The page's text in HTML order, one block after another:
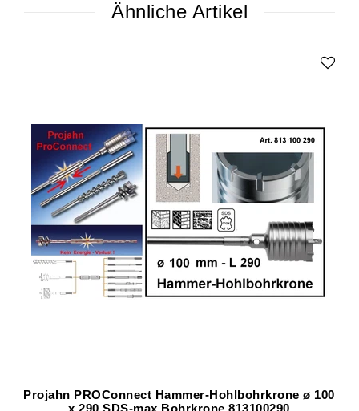
Ähnliche Artikel
Projahn PROConnect Hammer-Hohlbohrkrone ø 100
x 290 SDS-max Bohrkrone 813100290